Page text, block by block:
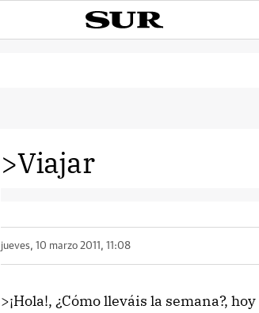
>Viajar
jueves, 10 marzo 2011, 11:08
>¡Hola!, ¿Cómo lleváis la semana?,